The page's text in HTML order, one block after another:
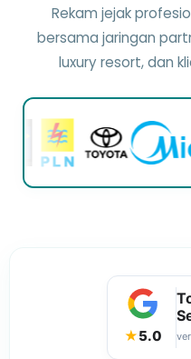
Rekam jejak
bersama jaringan
luxury resort, dan
★5.0